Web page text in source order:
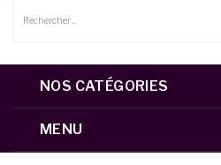
NOS CATÉGORIES
MENU